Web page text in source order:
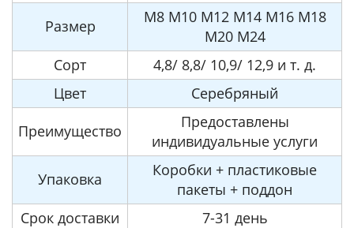
Размер
M8 M10 M12 M14 M16 M18
M20 M24
Сорт
4,8/ 8,8/ 10,9/ 12,9 и т. д.
Цвет
Серебряный
Преимущество
Предоставлены
индивидуальные услуги
Упаковка
Коробки + пластиковые
пакеты + поддон
Срок доставки
7-31 день